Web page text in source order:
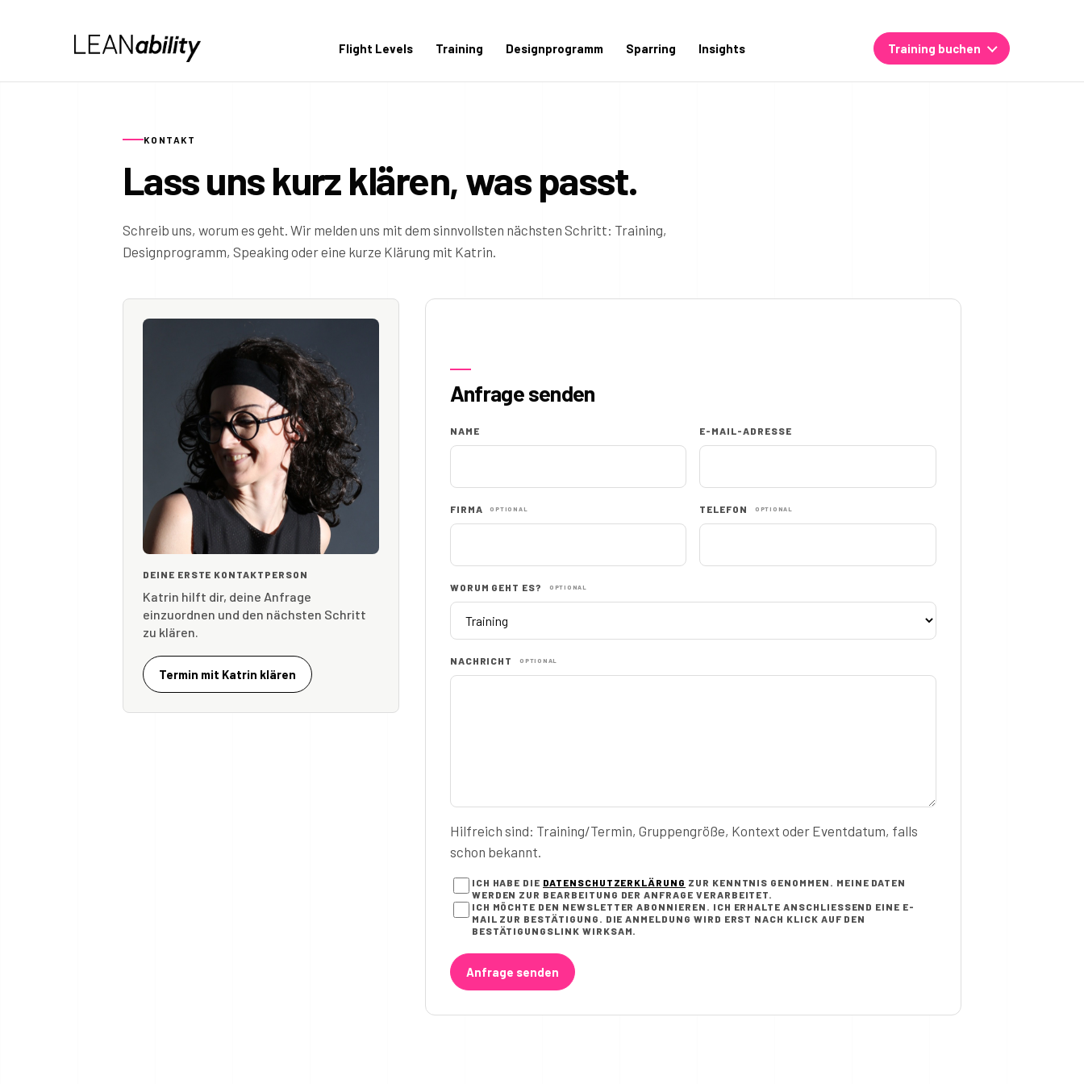
Flight Levels Training Designprogramm Sparring Insights Training buchen
KONTAKT
Lass uns kurz klären, was passt.
Schreib uns, worum es geht. Wir melden uns mit dem sinnvollsten nächsten Schritt: Training,
Designprogramm, Speaking oder eine kurze Klärung mit Katrin.
DEINE ERSTE KONTAKTPERSON
Katrin hilft dir, deine Anfrage
einzuordnen und den nächsten Schritt
zu klären.
Termin mit Katrin klären
Anfrage senden
NAME E-MAIL-ADRESSE
FIRMA OPTIONAL TELEFON OPTIONAL
WORUM GEHT ES? OPTIONAL
NACHRICHT OPTIONAL
Hilfreich sind: Training/Termin, Gruppengröße, Kontext oder Eventdatum, falls
schon bekannt.
ICH HABE DIE DATENSCHUTZERKLÄRUNG ZUR KENNTNIS GENOMMEN. MEINE DATEN
WERDEN ZUR BEARBEITUNG DER ANFRAGE VERARBEITET.
ICH MÖCHTE DEN NEWSLETTER ABONNIEREN. ICH ERHALTE ANSCHLIESSEND EINE E-M
AIL ZUR BESTÄTIGUNG. DIE ANMELDUNG WIRD ERST NACH KLICK AUF DEN B
ESTÄTIGUNGSLINK WIRKSAM.
Anfrage senden